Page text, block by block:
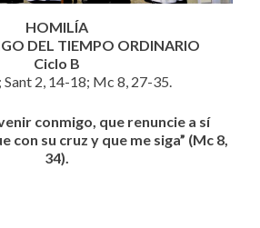
HOMILÍA
DEL TIEMPO ORDINARIO
Ciclo B
Sant 2, 14-18; Mc 8, 27-35.
conmigo, que renuncie a sí
con su cruz y que me siga” (Mc 8,
34).